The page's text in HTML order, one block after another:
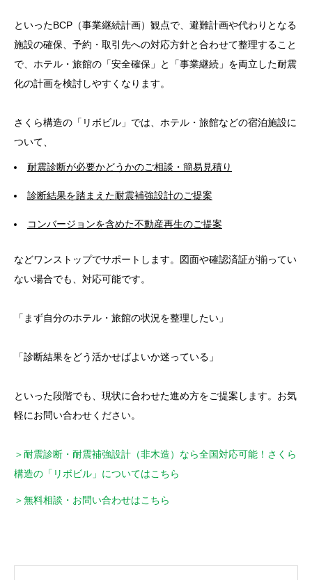
といったBCP（事業継続計画）観点で、避難計画や代わりとなる
施設の確保、予約・取引先への対応方針と合わせて整理すること
で、ホテル・旅館の「安全確保」と「事業継続」を両立した耐震
化の計画を検討しやすくなります。
さくら構造の「リボビル」では、ホテル・旅館などの宿泊施設に
ついて、
耐震診断が必要かどうかのご相談・簡易見積り
診断結果を踏まえた耐震補強設計のご提案
コンバージョンを含めた不動産再生のご提案
などワンストップでサポートします。図面や確認済証が揃ってい
ない場合でも、対応可能です。
「まず自分のホテル・旅館の状況を整理したい」
「診断結果をどう活かせばよいか迷っている」
といった段階でも、現状に合わせた進め方をご提案します。お気
軽にお問い合わせください。
＞耐震診断・耐震補強設計（非木造）なら全国対応可能！さくら
構造の「リボビル」についてはこちら
＞無料相談・お問い合わせはこちら